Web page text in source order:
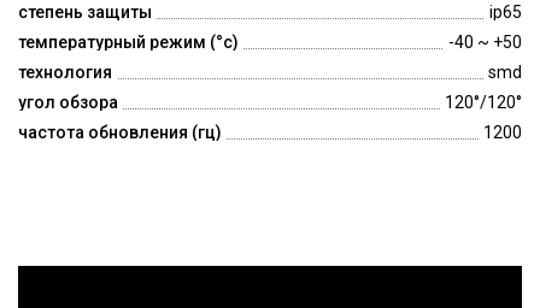
степень защиты
ip65
температурный режим (°c)
-40 ~ +50
технология
smd
угол обзора
120°/120°
частота обновления (гц)
1200